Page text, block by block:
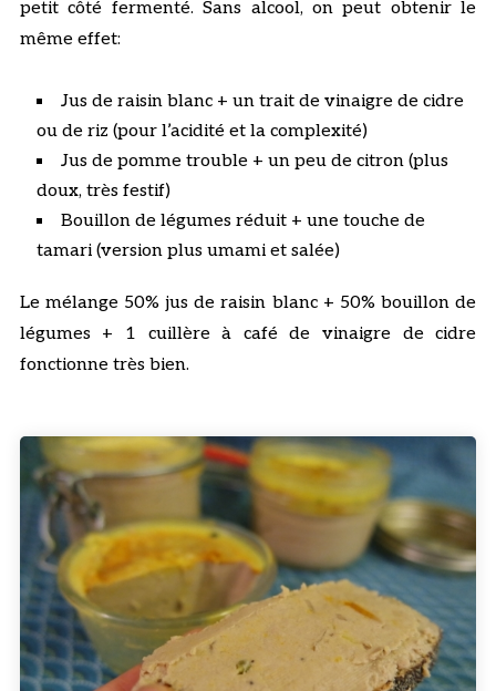
petit côté fermenté. Sans alcool, on peut obtenir le
même effet:
Jus de raisin blanc + un trait de vinaigre de cidre
ou de riz (pour l’acidité et la complexité)
Jus de pomme trouble + un peu de citron (plus
doux, très festif)
Bouillon de légumes réduit + une touche de
tamari (version plus umami et salée)
Le mélange 50% jus de raisin blanc + 50% bouillon de
légumes + 1 cuillère à café de vinaigre de cidre
fonctionne très bien.